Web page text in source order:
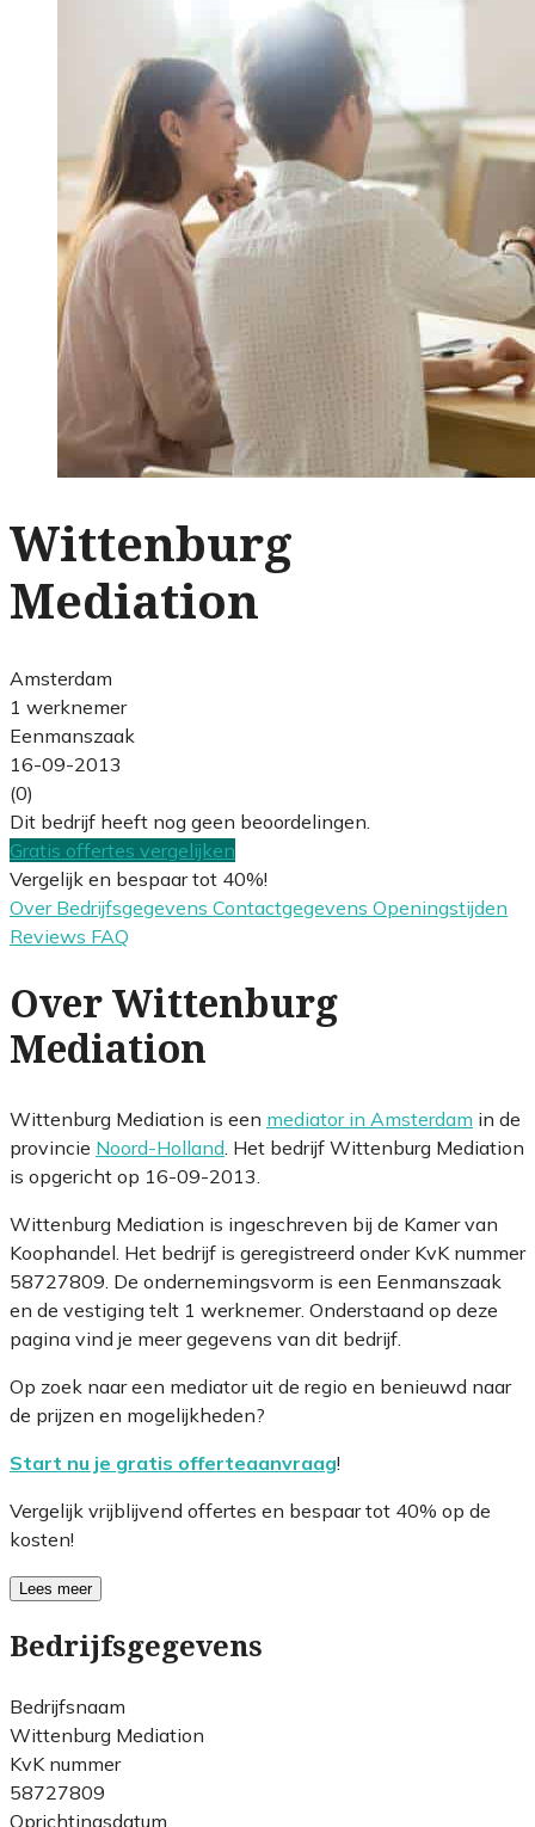
Wittenburg
Mediation
Amsterdam
1 werknemer
Eenmanszaak
16-09-2013
(0)
Dit bedrijf heeft nog geen beoordelingen.
Gratis offertes vergelijken
Vergelijk en bespaar tot 40%!
Over Bedrijfsgegevens Contactgegevens Openingstijden
Reviews FAQ
Over Wittenburg
Mediation
Wittenburg Mediation is een mediator in Amsterdam in de
provincie Noord-Holland . Het bedrijf Wittenburg Mediation
is opgericht op 16-09-2013.
Wittenburg Mediation is ingeschreven bij de Kamer van
Koophandel. Het bedrijf is geregistreerd onder KvK nummer
58727809. De ondernemingsvorm is een Eenmanszaak
en de vestiging telt 1 werknemer. Onderstaand op deze
pagina vind je meer gegevens van dit bedrijf.
Op zoek naar een mediator uit de regio en benieuwd naar
de prijzen en mogelijkheden?
Start nu je gratis offerteaanvraag!
Vergelijk vrijblijvend offertes en bespaar tot 40% op de
kosten!
Lees meer
Bedrijfsgegevens
Bedrijfsnaam
Wittenburg Mediation
KvK nummer
58727809
Oprichtingsdatum